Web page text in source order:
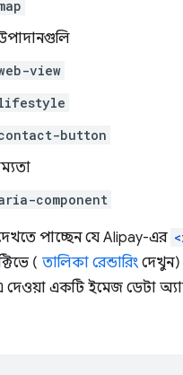
view
button
component
পাচ্ছেন যে Alipay-এর
( তালিকা রেন্ডারিং দেখুন)
দেওয়া একটি ইমেজ ডেটা